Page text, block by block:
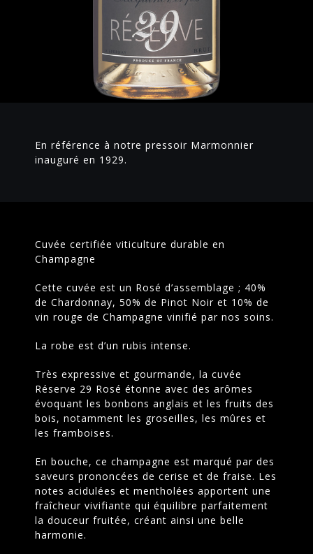
En référence à notre pressoir Marmonnier
inauguré en 1929.
Cuvée certifiée viticulture durable en
Champagne
Cette cuvée est un Rosé d’assemblage ; 40%
de Chardonnay, 50% de Pinot Noir et 10% de
vin rouge de Champagne vinifié par nos soins.
La robe est d’un rubis intense.
Très expressive et gourmande, la cuvée
Réserve 29 Rosé étonne avec des arômes
évoquant les bonbons anglais et les fruits des
bois, notamment les groseilles, les mûres et
les framboises.
En bouche, ce champagne est marqué par des
saveurs prononcées de cerise et de fraise. Les
notes acidulées et mentholées apportent une
fraîcheur vivifiante qui équilibre parfaitement
la douceur fruitée, créant ainsi une belle
harmonie.